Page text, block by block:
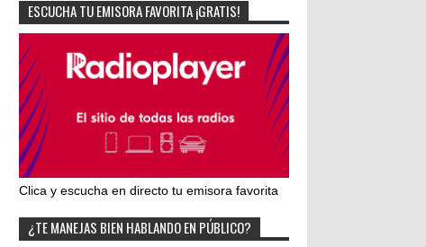
ESCUCHA TU EMISORA FAVORITA ¡GRATIS!
Clica y escucha en directo tu emisora favorita
¿TE MANEJAS BIEN HABLANDO EN PÚBLICO?